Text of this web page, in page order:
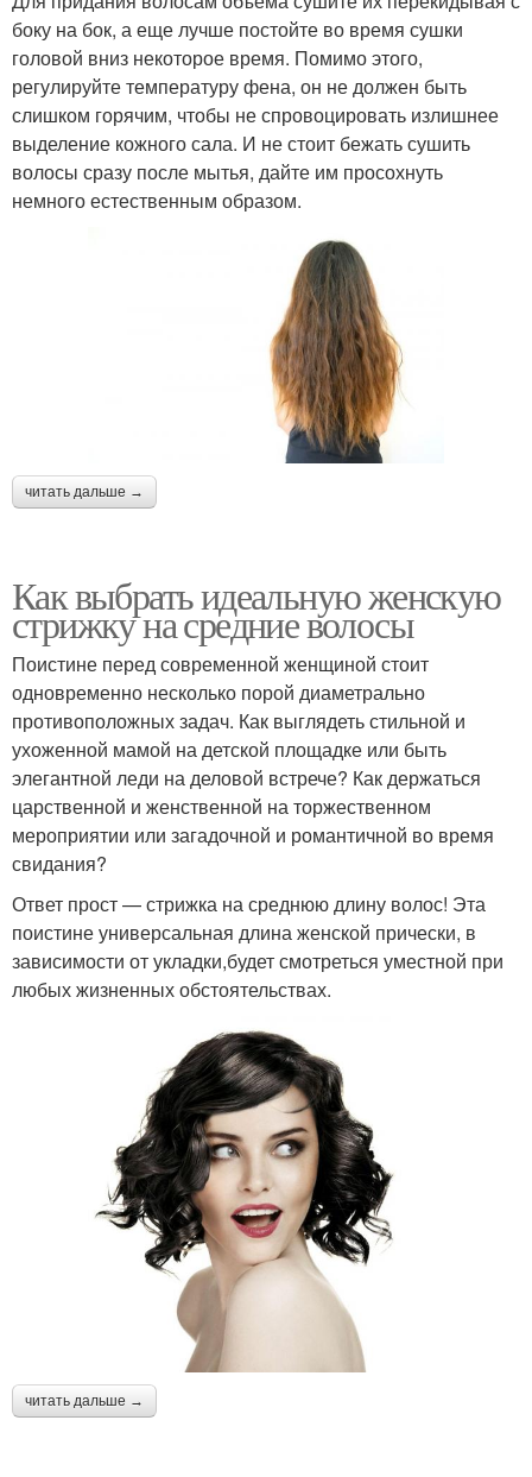
боку на бок, а еще лучше постойте во время сушки
головой вниз некоторое время. Помимо этого,
регулируйте температуру фена, он не должен быть
слишком горячим, чтобы не спровоцировать излишнее
выделение кожного сала. И не стоит бежать сушить
волосы сразу после мытья, дайте им просохнуть
немного естественным образом.
читать дальше →
Как выбрать идеальную женскую
стрижку на средние волосы
Поистине перед современной женщиной стоит
одновременно несколько порой диаметрально
противоположных задач. Как выглядеть стильной и
ухоженной мамой на детской площадке или быть
элегантной леди на деловой встрече? Как держаться
царственной и женственной на торжественном
мероприятии или загадочной и романтичной во время
свидания?
Ответ прост — стрижка на среднюю длину волос! Эта
поистине универсальная длина женской прически, в
зависимости от укладки,будет смотреться уместной при
любых жизненных обстоятельствах.
читать дальше →